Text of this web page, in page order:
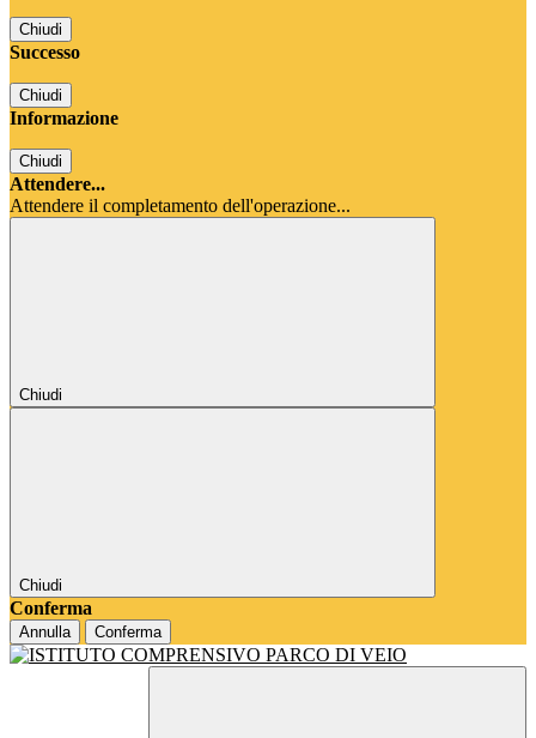
Chiudi
Successo
Chiudi
Informazione
Chiudi
Attendere...
Attendere il completamento dell'operazione...
Chiudi
Chiudi
Conferma
Annulla Conferma